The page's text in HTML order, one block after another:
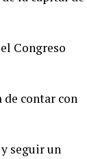
Congreso
contar con
seguir un